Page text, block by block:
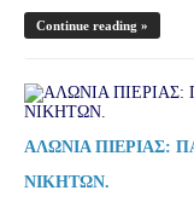
Continue reading »
ΑΛΩΝΙΑ ΠΙΕΡΙΑΣ:
ΝΙΚΗΤΩΝ.